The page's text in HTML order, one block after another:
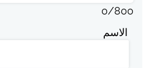
0/800
الاسم